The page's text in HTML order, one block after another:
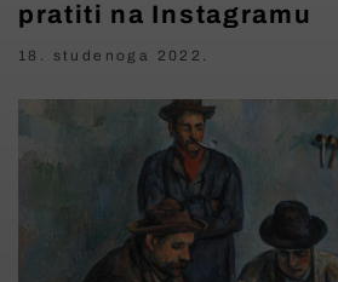
pratiti na Instagramu
18. studenoga 2022.